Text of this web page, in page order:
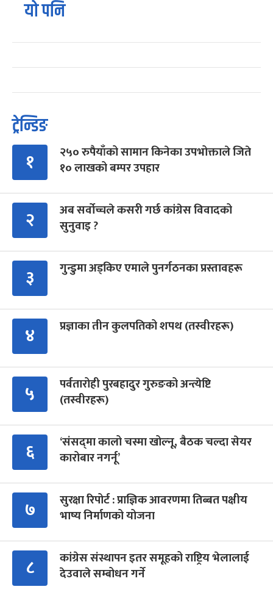
यो पनि
ट्रेन्डिङ
१
२५० रुपैयाँको सामान किनेका उपभोक्ताले जिते
१० लाखको बम्पर उपहार
२
अब सर्वोच्चले कसरी गर्छ कांग्रेस विवादको
सुनुवाइ ?
३ गुन्डुमा अड्किए एमाले पुनर्गठनका प्रस्तावहरू
४ प्रज्ञाका तीन कुलपतिको शपथ (तस्वीरहरू)
५
पर्वतारोही पुरबहादुर गुरुङको अन्त्येष्टि
(तस्वीरहरू)
६
‘संसद्‍मा कालो चस्मा खोल्नू, बैठक चल्दा सेयर
कारोबार नगर्नू’
७
सुरक्षा रिपोर्ट : प्राज्ञिक आवरणमा तिब्बत पक्षीय
भाष्य निर्माणको योजना
८
कांग्रेस संस्थापन इतर समूहको राष्ट्रिय भेलालाई
देउवाले सम्बोधन गर्ने